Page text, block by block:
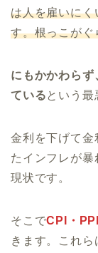
は人を雇いにく
す。根っこがぐ
にもかかわらず
ているという最
金利を下げて金
たインフレが
現状です。
そこでCPI・
きます。これ